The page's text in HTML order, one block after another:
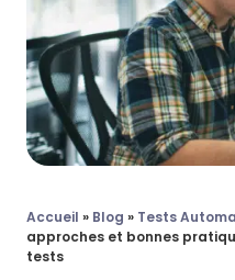
Accueil » Blog » Tests
approches et bonnes
tests